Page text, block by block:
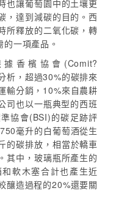
也讓葡萄園中的土壤更
，達到減碳的目的。西
所釋放的二氧化碳，轉
一項產品。
香檳協會(Comit?
析，超過30%的碳排來
輸分銷，10%來自農耕
司也以一瓶典型的西班
協會(BSI)的碳足跡評
毫升的白葡萄酒從生
的碳排放，相當於轎車
其中，玻璃瓶所產生的
軟木塞合計也產生近
釀造過程的20%還要關